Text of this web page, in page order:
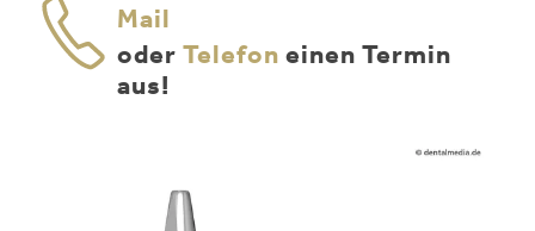
Mail
oderTelefon einen Termin
aus!